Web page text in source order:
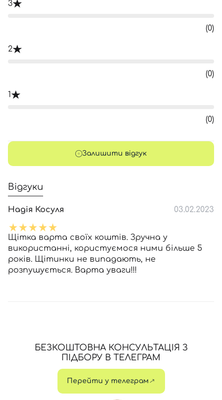
3
(0)
2
(0)
1
(0)
Залишити відгук
Відгуки
Надія Косуля 03.02.2023
Щітка варта своїх коштів. Зручна у
використанні, користуємося ними більше 5
років. Щітинки не випадають, не
розпушується. Варта уваги!!!
БЕЗКОШТОВНА КОНСУЛЬТАЦІЯ З
ПІДБОРУ В ТЕЛЕГРАМ
Перейти у телеграм